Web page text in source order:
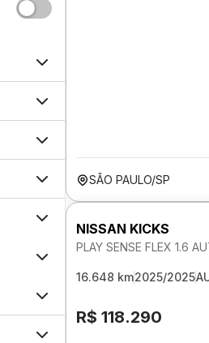
SÃO PAULO/SP
NISSAN KICKS
PLAY SENSE FLEX 1.6
16.648 km2025/2025
R$ 118.290